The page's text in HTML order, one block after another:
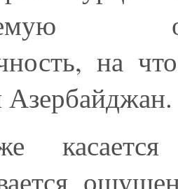
на
Азербайджан.